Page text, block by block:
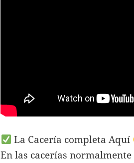
La Cacería completa Aquí
En las cacerías